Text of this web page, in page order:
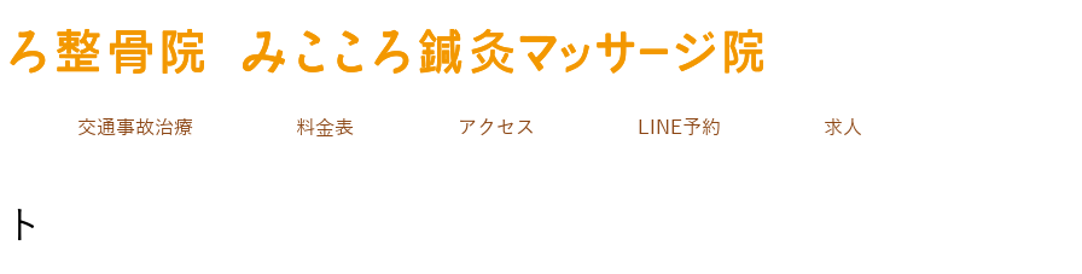
交通事故治療 料金表 アクセス LINE予約 求人